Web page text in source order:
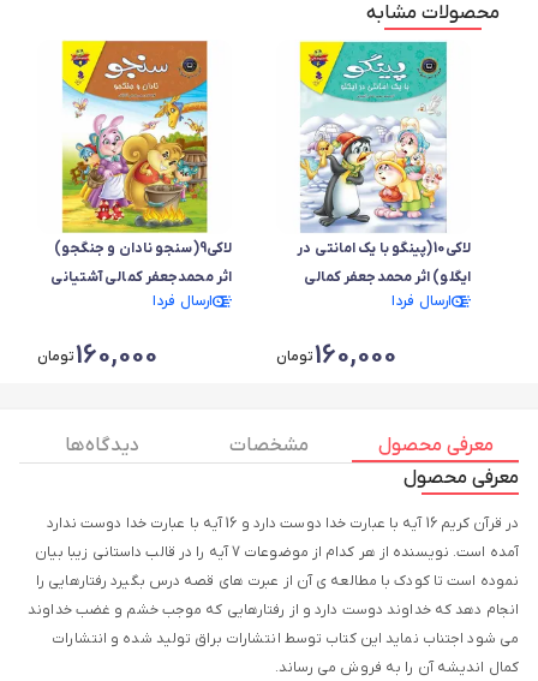
محصولات مشابه
لاکی10(پینگو با یک امانتی در
ایگلو) اثر محمدجعفر کمالی
آشتیانی
ارسال فردا
160,000تومان
لاکی9(سنجو نادان و جنگجو)
اثر محمدجعفر کمالی آشتیانی
ارسال فردا
160,000تومان
معرفی محصول مشخصات
دیدگاه ها
معرفی محصول
در قرآن کریم 16 آیه با عبارت خدا دوست دارد و 16 آیه با عبارت خدا دوست ندارد
آمده است. نویسنده از هر کدام از موضوعات 7 آیه را در قالب داستانی زیبا بیان
نموده است تا کودک با مطالعه ی آن از عبرت های قصه درس بگیرد رفتارهایی را
انجام دهد که خداوند دوست دارد و از رفتارهایی که موجب خشم و غضب خداوند
می شود اجتناب نماید این کتاب توسط انتشارات براق تولید شده و انتشارات
کمال اندیشه آن را به فروش می رساند.